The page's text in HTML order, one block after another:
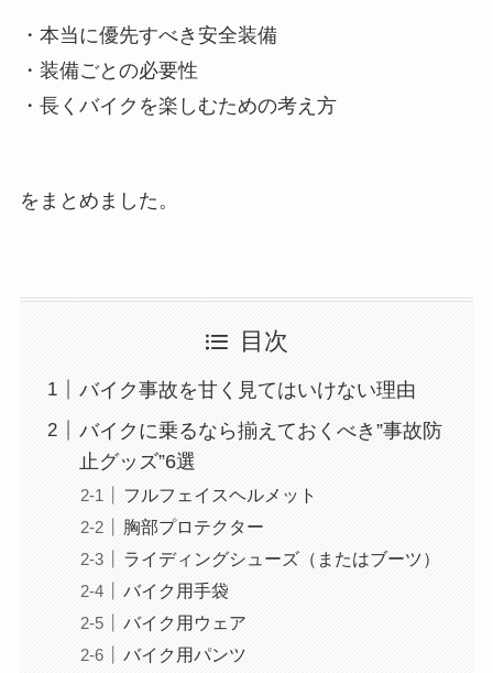
・本当に優先すべき安全装備
・装備ごとの必要性
・長くバイクを楽しむための考え方
をまとめました。
目次
バイク事故を甘く見てはいけない理由
バイクに乗るなら揃えておくべき”事故防
止グッズ”6選
フルフェイスヘルメット
胸部プロテクター
ライディングシューズ（またはブーツ）
バイク用手袋
バイク用ウェア
バイク用パンツ